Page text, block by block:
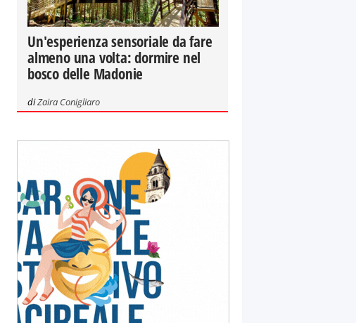
Un'esperienza sensoriale da fare
almeno una volta: dormire nel
bosco delle Madonie
diZaira Conigliaro